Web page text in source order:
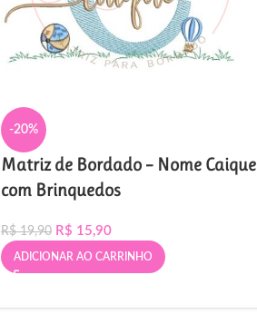
-20%
Matriz de Bordado – Nome Caique
com Brinquedos
R$19,90 R$ 15,90
ADICIONAR AO CARRINHO